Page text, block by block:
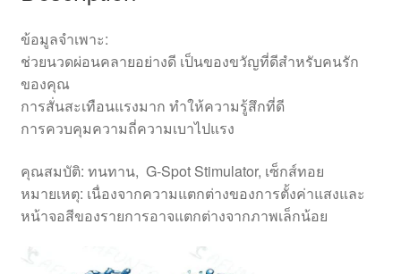
ข้อมูลจำเพาะ:
ช่วยนวดผ่อนคลายอย่างดี เป็นของขวัญที่ดีสำหรับคนรัก
ของคุณ
การสั่นสะเทือนแรงมาก ทำให้ความรู้สึกที่ดี
การควบคุมความถี่ความเบาไปแรง
คุณสมบัติ: ทนทาน, G-Spot Stimulator, เซ็กส์ทอย
หมายเหตุ: เนื่องจากความแตกต่างของการตั้งค่าแสงและ
หน้าจอสีของรายการอาจแตกต่างจากภาพเล็กน้อย